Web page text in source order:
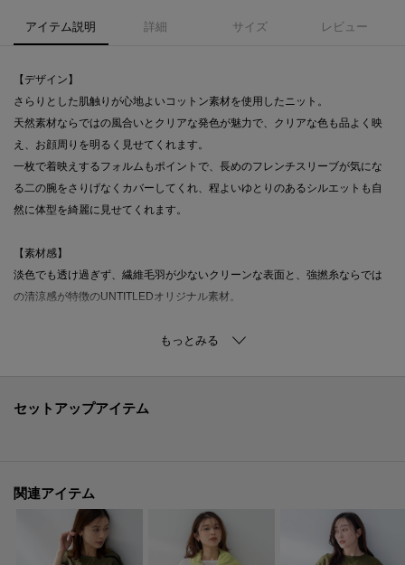
アイテム説明 詳細 サイズ レビュー
【デザイン】
さらりとした肌触りが心地よいコットン素材を使用したニット。
天然素材ならではの風合いとクリアな発色が魅力で、クリアな色も品よく映
え、お顔周りを明るく見せてくれます。
一枚で着映えするフォルムもポイントで、長めのフレンチスリーブが気にな
る二の腕をさりげなくカバーしてくれ、程よいゆとりのあるシルエットも自
然に体型を綺麗に見せてくれます。
【素材感】
淡色でも透け過ぎず、繊維毛羽が少ないクリーンな表面と、強撚糸ならでは
の清涼感が特徴のUNTITLEDオリジナル素材。
裾リブ仕様なので、バランスの良い丈に調整可能です。
※照明の関係により、実際よりも色味が違って見える場合があります。ま
た、パソコン・スマートフォンなどの環境により、若干製品と画像のカラー
が異なる場合もございます。
セットアップアイテム
関連アイテム